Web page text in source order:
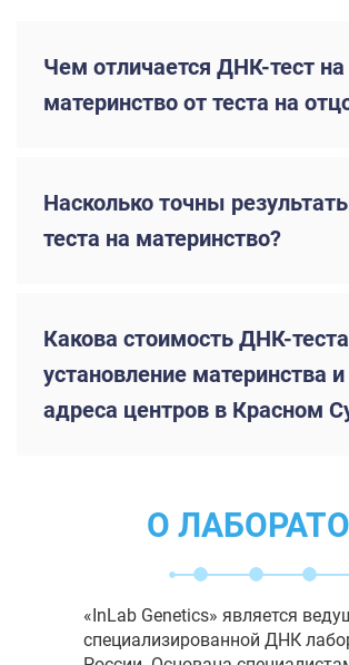
Чем отличается ДНК-тест на
материнство от теста на
Насколько точны
теста на материнство?
Какова стоимость ДНК-
установление материнства
адреса центров в Красном
О
«InLab Genetics» является
специализированной ДНК